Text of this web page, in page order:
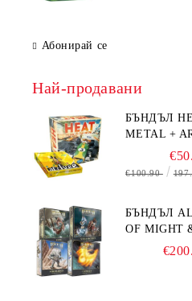
Абонирай се
Най-продавани
БЪНДЪЛ
METAL +
€100.90
БЪНДЪЛ
OF MIGHT
BOARD